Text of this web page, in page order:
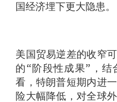
国经济埋下更大隐患。
美国贸易逆差的收窄
的“阶段性成果”，
看，特朗普短期内进
险大幅降低，对全球